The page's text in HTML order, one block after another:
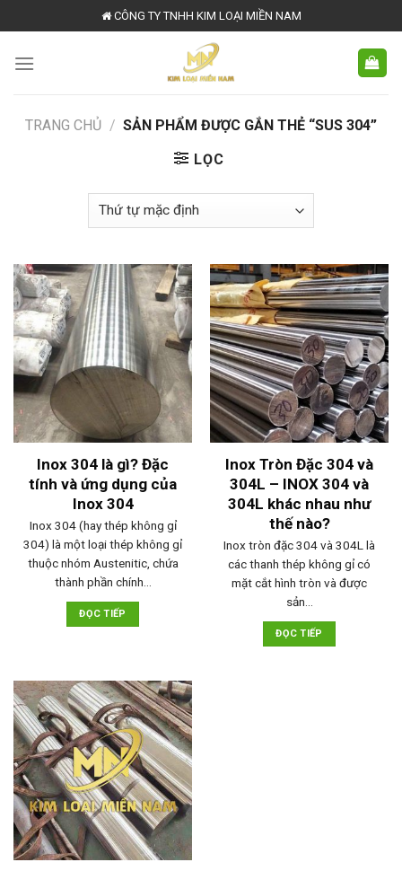
to
content
CÔNG TY TNHH KIM LOẠI MIỀN NAM
TRANG CHỦ / SẢN PHẨM ĐƯỢC GẮN THẺ “SUS 304”
LỌC
Inox 304 là gì? Đặc
tính và ứng dụng của
Inox 304
Inox 304 (hay thép không gỉ
304) là một loại thép không gỉ
thuộc nhóm Austenitic, chứa
thành phần chính…
ĐỌC TIẾP
Inox Tròn Đặc 304 và
304L – INOX 304 và
304L khác nhau như
thế nào?
Inox tròn đặc 304 và 304L là
các thanh thép không gỉ có
mặt cắt hình tròn và được
sản…
ĐỌC TIẾP